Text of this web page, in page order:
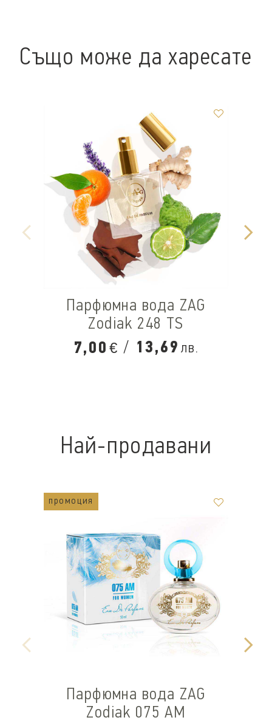
Също може да харесате
Парфюмна вода ZAG
Zodiak 248 TS
7,00 € / 13,69 лв.
Най-продавани
промоция
Парфюмна вода ZAG
Zodiak 075 AM